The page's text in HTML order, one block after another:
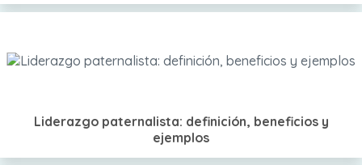
Liderazgo paternalista: definición, beneficios y
ejemplos